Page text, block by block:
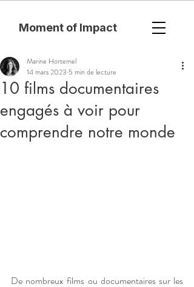
Moment of Impact
10 films documentaires
engagés à voir pour
comprendre notre monde
Marine Hortemel
14 mars 2023 5 min de lecture